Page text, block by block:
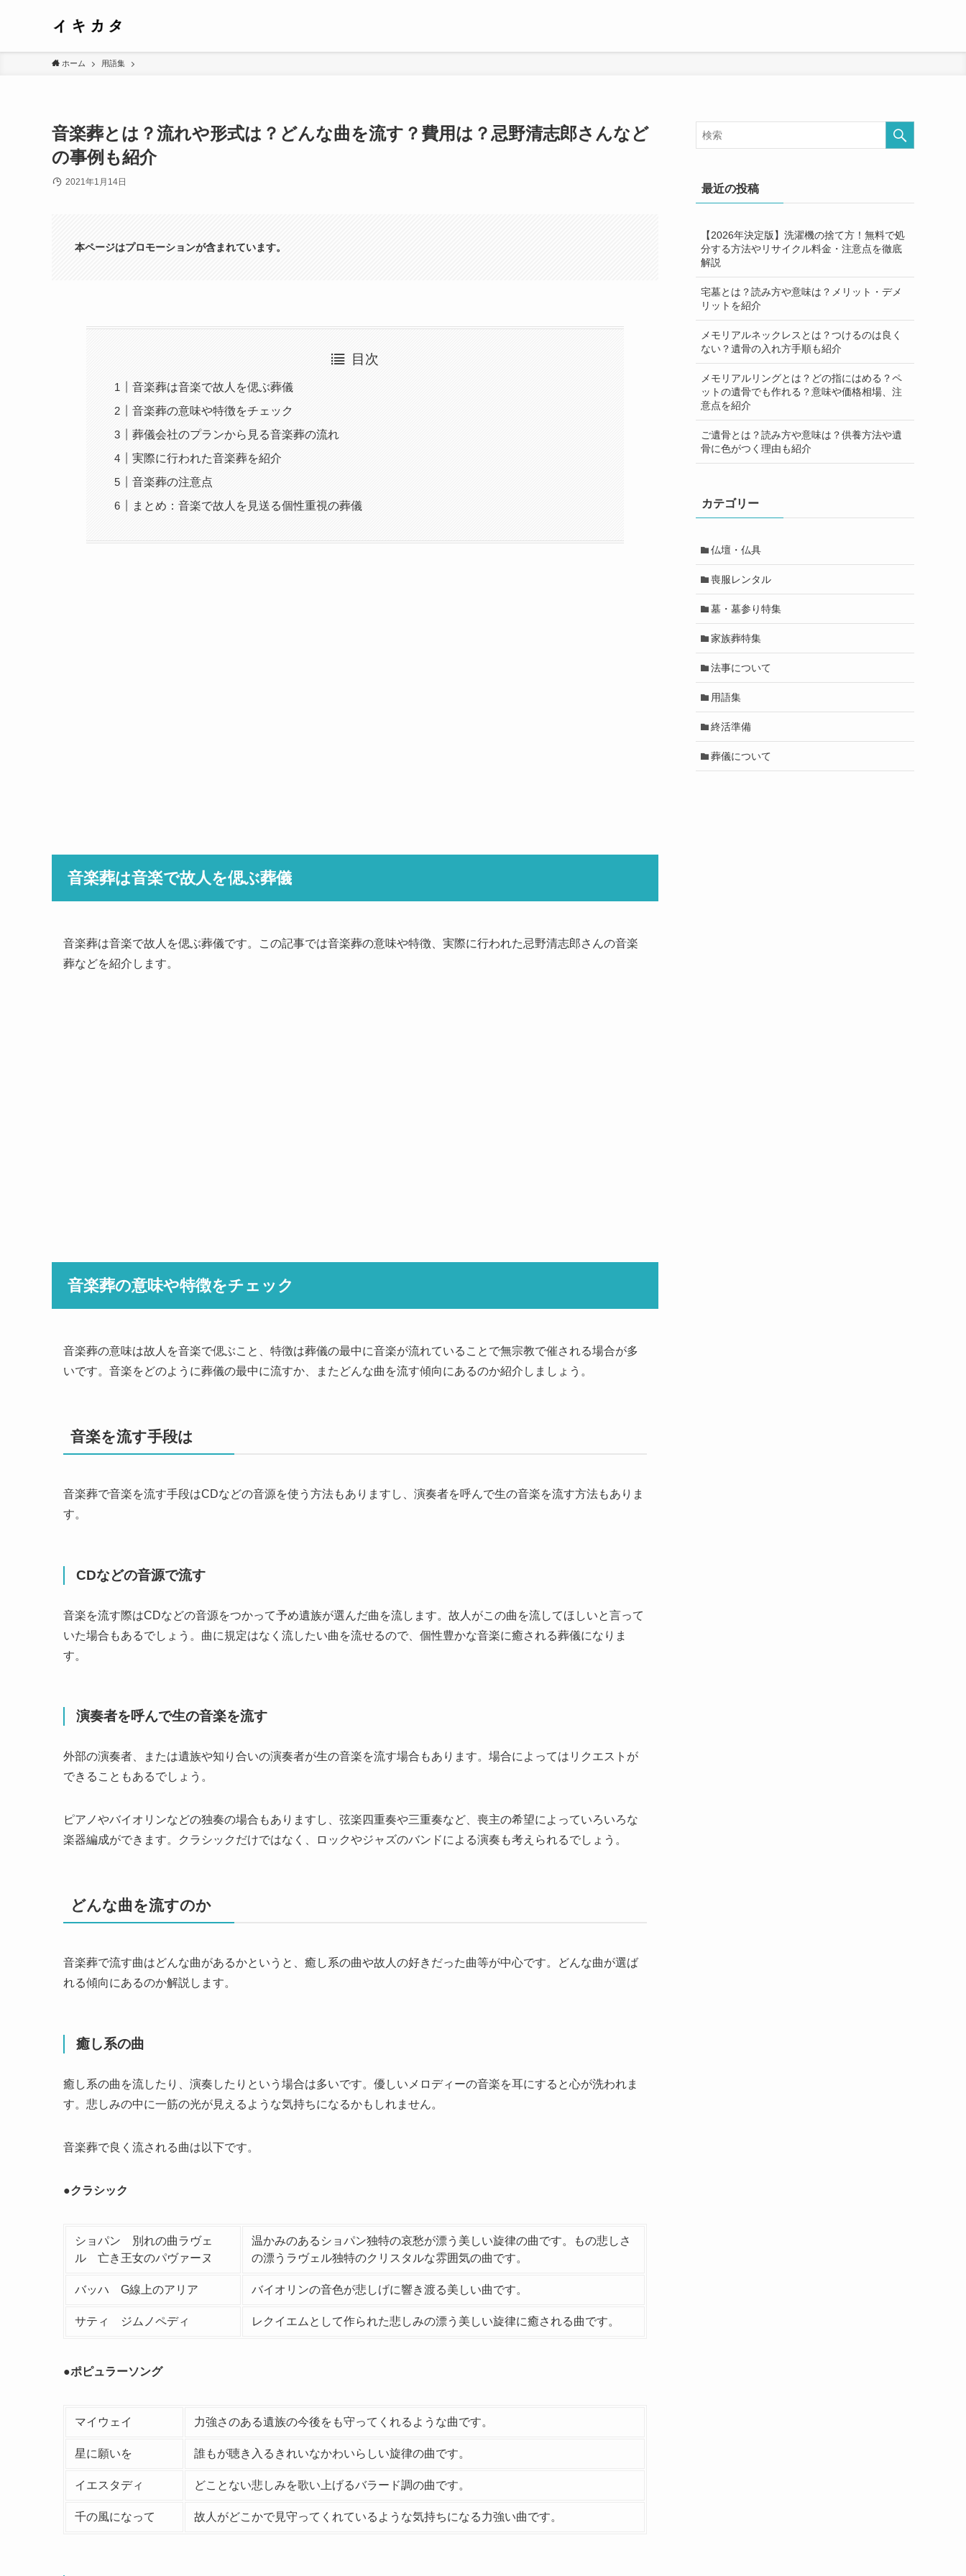
ホーム 用語集
音楽葬とは？流れや形式は？どんな曲を流す？費用は？忌野清志郎さんなど
の事例も紹介
2021年1月14日
本ページはプロモーションが含まれています。
目次
音楽葬は音楽で故人を偲ぶ葬儀
音楽葬の意味や特徴をチェック
葬儀会社のプランから見る音楽葬の流れ
実際に行われた音楽葬を紹介
音楽葬の注意点
まとめ：音楽で故人を見送る個性重視の葬儀
音楽葬は音楽で故人を偲ぶ葬儀
音楽葬は音楽で故人を偲ぶ葬儀です。この記事では音楽葬の意味や特徴、実際に行われた忌野清志郎さんの音楽
葬などを紹介します。
音楽葬の意味や特徴をチェック
音楽葬の意味は故人を音楽で偲ぶこと、特徴は葬儀の最中に音楽が流れていることで無宗教で催される場合が多
いです。音楽をどのように葬儀の最中に流すか、またどんな曲を流す傾向にあるのか紹介しましょう。
音楽を流す手段は
音楽葬で音楽を流す手段はCDなどの音源を使う方法もありますし、演奏者を呼んで生の音楽を流す方法もありま
す。
CDなどの音源で流す
音楽を流す際はCDなどの音源をつかって予め遺族が選んだ曲を流します。故人がこの曲を流してほしいと言って
いた場合もあるでしょう。曲に規定はなく流したい曲を流せるので、個性豊かな音楽に癒される葬儀になりま
す。
演奏者を呼んで生の音楽を流す
外部の演奏者、または遺族や知り合いの演奏者が生の音楽を流す場合もあります。場合によってはリクエストが
できることもあるでしょう。
ピアノやバイオリンなどの独奏の場合もありますし、弦楽四重奏や三重奏など、喪主の希望によっていろいろな
楽器編成ができます。クラシックだけではなく、ロックやジャズのバンドによる演奏も考えられるでしょう。
どんな曲を流すのか
音楽葬で流す曲はどんな曲があるかというと、癒し系の曲や故人の好きだった曲等が中心です。どんな曲が選ば
れる傾向にあるのか解説します。
癒し系の曲
癒し系の曲を流したり、演奏したりという場合は多いです。優しいメロディーの音楽を耳にすると心が洗われま
す。悲しみの中に一筋の光が見えるような気持ちになるかもしれません。
音楽葬で良く流される曲は以下です。
●クラシック
ショパン 別れの曲ラヴェ
ル 亡き王女のパヴァーヌ
温かみのあるショパン独特の哀愁が漂う美しい旋律の曲です。もの悲しさ
の漂うラヴェル独特のクリスタルな雰囲気の曲です。
バッハ G線上のアリア バイオリンの音色が悲しげに響き渡る美しい曲です。
サティ ジムノペディ レクイエムとして作られた悲しみの漂う美しい旋律に癒される曲です。
●ポピュラーソング
マイウェイ 力強さのある遺族の今後をも守ってくれるような曲です。
星に願いを 誰もが聴き入るきれいなかわいらしい旋律の曲です。
イエスタディ どことない悲しみを歌い上げるバラード調の曲です。
千の風になって 故人がどこかで見守ってくれているような気持ちになる力強い曲です。
最近の投稿
【2026年決定版】洗濯機の捨て方！無料で処
分する方法やリサイクル料金・注意点を徹底
解説
宅墓とは？読み方や意味は？メリット・デメ
リットを紹介
メモリアルネックレスとは？つけるのは良く
ない？遺骨の入れ方手順も紹介
メモリアルリングとは？どの指にはめる？ペ
ットの遺骨でも作れる？意味や価格相場、注
意点を紹介
ご遺骨とは？読み方や意味は？供養方法や遺
骨に色がつく理由も紹介
カテゴリー
仏壇・仏具
喪服レンタル
墓・墓参り特集
家族葬特集
法事について
用語集
終活準備
葬儀について